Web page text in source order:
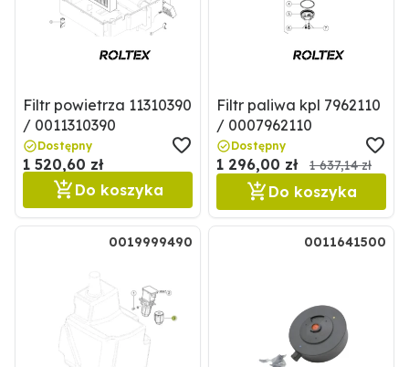
Filtr powietrza 11310390
/ 0011310390
Dostępny
1 520,60 zł
Do koszyka
Filtr paliwa kpl 7962110
/ 0007962110
Dostępny
1 296,00 zł 1 637,14 zł
Do koszyka
0019999490 0011641500